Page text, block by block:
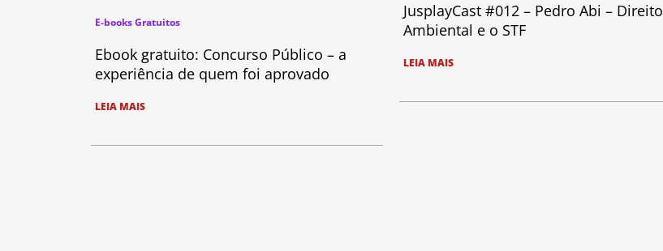
E-books Gratuitos
Ebook gratuito: Concurso Público – a
experiência de quem foi aprovado
LEIA MAIS
JusplayCast #012 – Pedro Abi – Direito
Ambiental e o STF
LEIA MAIS